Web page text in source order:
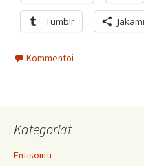
Tumblr
Kommentoi
Kategoriat
Entisöinti